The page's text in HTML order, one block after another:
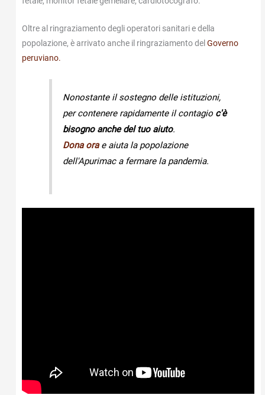
Oltre al ringraziamento degli operatori sanitari e della
popolazione, è arrivato anche il ringraziamento delGoverno
peruviano.
Nonostante il sostegno delle istituzioni,
per contenere rapidamente il contagio c'è
bisogno anche del tuo aiuto.
Dona orae aiuta la popolazione
dell'Apurimac a fermare la pandemia.